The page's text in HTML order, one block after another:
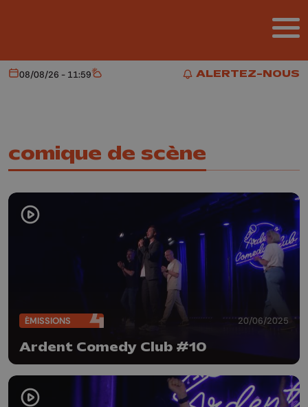
ALERTEZ-NOUS
ALERTEZ-NOUS
Aujourd'hui
08/08/26 - 11:59 Météo
comique de scène
ÉMISSIONS 20/06/2025
Ardent Comedy Club #10